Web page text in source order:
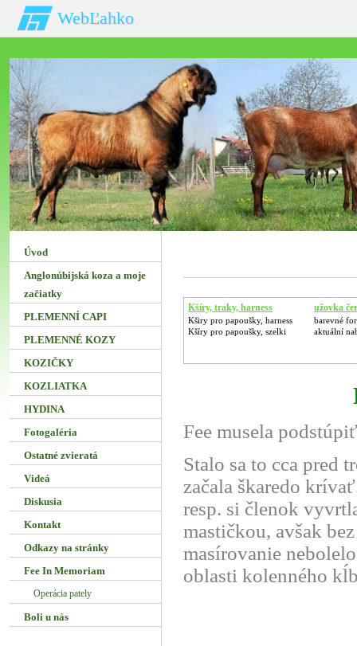
WebĽahko
Kšíry, traky, harness
Kširy pro papoušky, harness
Kšíry pro papoušky, szelki
užovka
barevné
aktuální
Fee musela
Stalo sa to cca pred
začala škaredo
resp. si členok
mastičkou, avšak
masírovanie
oblasti kolenného
Úvod
Anglonúbijská koza a moje
začiatky
PLEMENNÍ CAPI
PLEMENNÉ KOZY
KOZIČKY
KOZLIATKA
HYDINA
Fotogaléria
Ostatné zvieratá
Videá
Diskusia
Kontakt
Odkazy na stránky
Fee In Memoriam
Operácia pately
Boli u nás